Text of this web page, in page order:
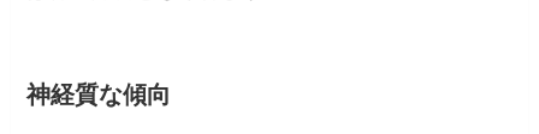
神経質な傾向